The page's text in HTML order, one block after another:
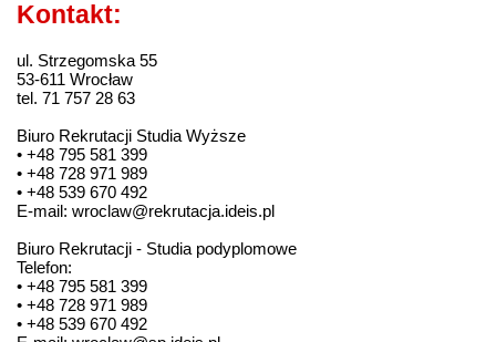
Kontakt:
ul. Strzegomska 55
53-611 Wrocław
tel. 71 757 28 63
Biuro Rekrutacji Studia Wyższe
• +48 795 581 399
• +48 728 971 989
• +48 539 670 492
E-mail: wroclaw@rekrutacja.ideis.pl
Biuro Rekrutacji - Studia podyplomowe
Telefon:
• +48 795 581 399
• +48 728 971 989
• +48 539 670 492